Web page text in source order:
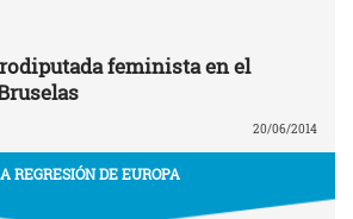
feminista en el
20/06/2014
REGRESIÓN DE EUROPA